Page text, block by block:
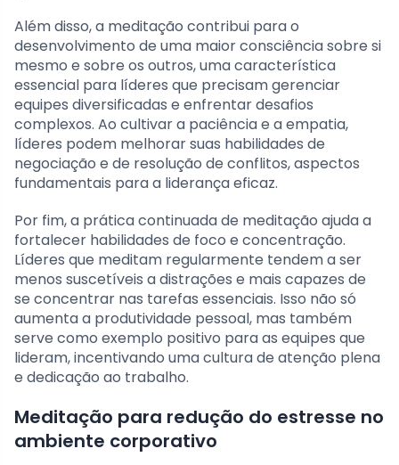
Além disso, a meditação contribui para o
desenvolvimento de uma maior consciência sobre si
mesmo e sobre os outros, uma característica
essencial para líderes que precisam gerenciar
equipes diversificadas e enfrentar desafios
complexos. Ao cultivar a paciência e a empatia,
líderes podem melhorar suas habilidades de
negociação e de resolução de conflitos, aspectos
fundamentais para a liderança eficaz.
Por fim, a prática continuada de meditação ajuda a
fortalecer habilidades de foco e concentração.
Líderes que meditam regularmente tendem a ser
menos suscetíveis a distrações e mais capazes de
se concentrar nas tarefas essenciais. Isso não só
aumenta a produtividade pessoal, mas também
serve como exemplo positivo para as equipes que
lideram, incentivando uma cultura de atenção plena
e dedicação ao trabalho.
Meditação para redução do estresse no
ambiente corporativo